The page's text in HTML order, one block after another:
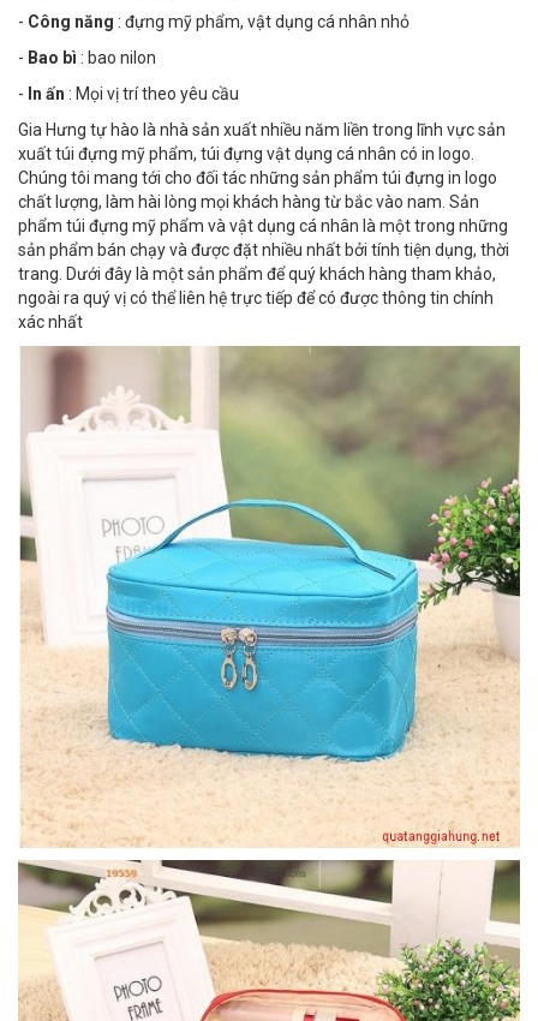
- Công năng : đựng mỹ phẩm, vật dụng cá nhân nhỏ
- Bao bì : bao nilon
- In ấn : Mọi vị trí theo yêu cầu
Gia Hưng tự hào là nhà sản xuất nhiều năm liền trong lĩnh vực sản
xuất túi đựng mỹ phẩm, túi đựng vật dụng cá nhân có in logo.
Chúng tôi mang tới cho đối tác những sản phẩm túi đựng in logo
chất lượng, làm hài lòng mọi khách hàng từ bắc vào nam. Sản
phẩm túi đựng mỹ phẩm và vật dụng cá nhân là một trong những
sản phẩm bán chạy và được đặt nhiều nhất bởi tính tiện dụng, thời
trang. Dưới đây là một sản phẩm để quý khách hàng tham khảo,
ngoài ra quý vị có thể liên hệ trực tiếp để có được thông tin chính
xác nhất